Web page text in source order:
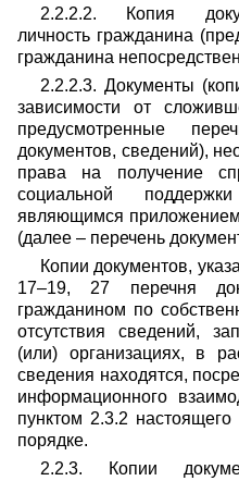
2.2.2.2. Копия
личность гражданина
гражданина
2.2.2.3. Документы
зависимости от
предусмотренные
документов, сведений),
права на получение
социальной
являющимся
(далее – перечень
Копии документов,
17–19, 27 перечня
гражданином по
отсутствия сведений,
(или) организациях, в
сведения находятся,
информационного
пунктом 2.3.2
порядке.
2.2.3. Копии